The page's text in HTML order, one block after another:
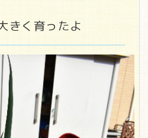
きく育ったよ